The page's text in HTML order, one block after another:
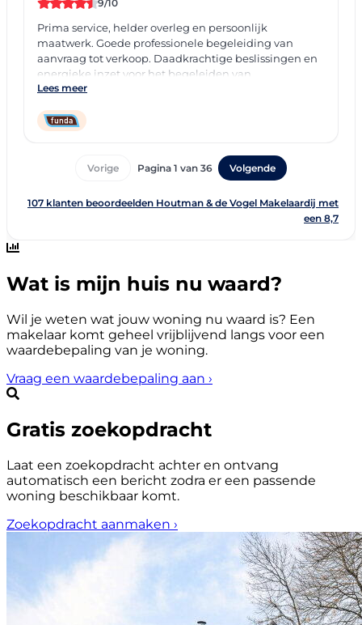
Wat is mijn huis nu waard?
Wil je weten wat jouw woning nu waard is? Een
makelaar komt geheel vrijblijvend langs voor een
waardebepaling van je woning.
Vraag een waardebepaling aan ›
Gratis zoekopdracht
Laat een zoekopdracht achter en ontvang
automatisch een bericht zodra er een passende
woning beschikbaar komt.
Zoekopdracht aanmaken ›